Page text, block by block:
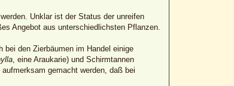
Unklar ist der Status der unreifen
Angebot aus unterschiedlichsten Pflanzen.
bei den Zierbäumen im Handel einige
, eine Araukarie) und Schirmtannen
gemacht werden, daß bei